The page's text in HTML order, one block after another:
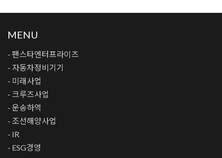
MENU
- 팬스타엔터프라이즈
- 자동차정비기기
- 미래사업
- 크루즈사업
- 운송하역
- 조선해양사업
- IR
- ESG경영